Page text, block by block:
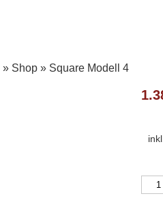
» Shop» Square Modell 4